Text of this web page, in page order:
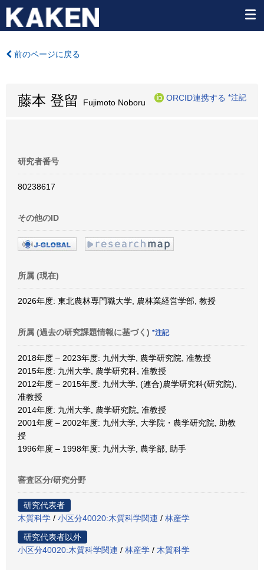
前のページに戻る
藤本 登留 Fujimoto Noboru
ORCID連携する *注記
研究者番号
80238617
その他のID
所属 (現在)
2026年度: 東北農林専門職大学, 農林業経営学部, 教授
所属 (過去の研究課題情報に基づく) *注記
2018年度 – 2023年度: 九州大学, 農学研究院, 准教授
2015年度: 九州大学, 農学研究科, 准教授
2012年度 – 2015年度: 九州大学, (連合)農学研究科(研究院),
准教授
2014年度: 九州大学, 農学研究院, 准教授
2001年度 – 2002年度: 九州大学, 大学院・農学研究院, 助教
授
1996年度 – 1998年度: 九州大学, 農学部, 助手
審査区分/研究分野
研究代表者
木質科学 / 小区分40020:木質科学関連 / 林産学
研究代表者以外
小区分40020:木質科学関連 / 林産学 / 木質科学